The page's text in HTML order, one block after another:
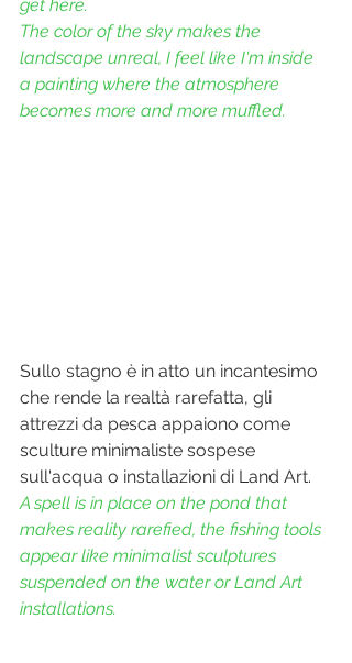
get here.
The color of the sky makes the
landscape unreal, I feel like I'm inside
a painting where the atmosphere
becomes more and more muffled.
Sullo stagno è in atto un incantesimo
che rende la realtà rarefatta, gli
attrezzi da pesca appaiono come
sculture minimaliste sospese
sull'acqua o installazioni di Land Art.
A spell is in place on the pond that
makes reality rarefied, the fishing tools
appear like minimalist sculptures
suspended on the water or Land Art
installations.